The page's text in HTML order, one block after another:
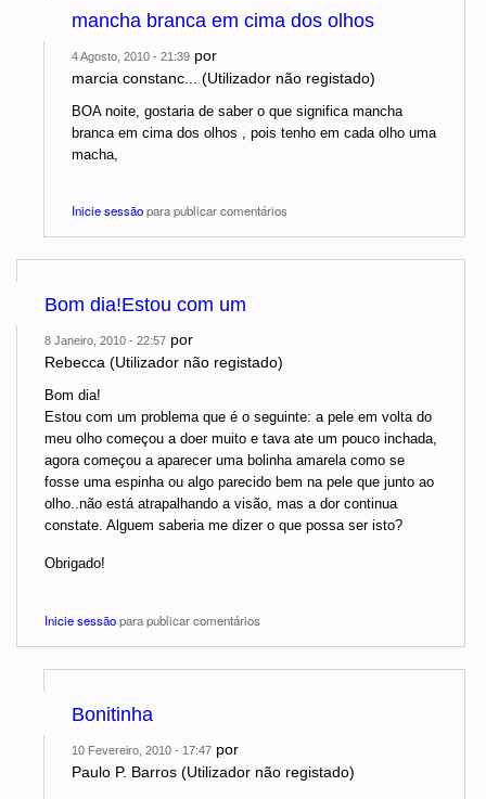
mancha branca em cima dos olhos
4 Agosto, 2010 - 21:39 por
marcia constanc... (Utilizador não registado)
BOA noite, gostaria de saber o que significa mancha
branca em cima dos olhos , pois tenho em cada olho uma
macha,
Inicie sessãopara publicar comentários
Bom dia!Estou com um
8 Janeiro, 2010 - 22:57 por
Rebecca (Utilizador não registado)
Bom dia!
Estou com um problema que é o seguinte: a pele em volta do
meu olho começou a doer muito e tava ate um pouco inchada,
agora começou a aparecer uma bolinha amarela como se
fosse uma espinha ou algo parecido bem na pele que junto ao
olho..não está atrapalhando a visão, mas a dor continua
constate. Alguem saberia me dizer o que possa ser isto?
Obrigado!
Inicie sessãopara publicar comentários
Bonitinha
10 Fevereiro, 2010 - 17:47 por
Paulo P. Barros (Utilizador não registado)